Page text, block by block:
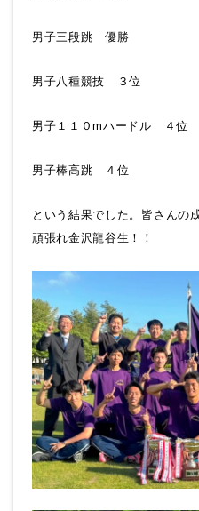
男子三段跳 優勝
男子八種競技 ３位
男子１１０mハードル ４位
男子棒高跳 ４位
という結果でした。皆さんの
頑張れ金沢龍谷生！！